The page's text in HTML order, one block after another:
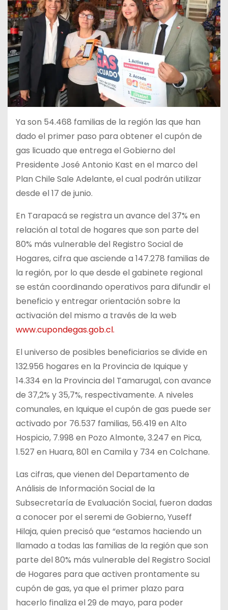
Ya son 54.468 familias de la región las que han
dado el primer paso para obtener el cupón de
gas licuado que entrega el Gobierno del
Presidente José Antonio Kast en el marco del
Plan Chile Sale Adelante, el cual podrán utilizar
desde el 17 de junio.
En Tarapacá se registra un avance del 37% en
relación al total de hogares que son parte del
80% más vulnerable del Registro Social de
Hogares, cifra que asciende a 147.278 familias de
la región, por lo que desde el gabinete regional
se están coordinando operativos para difundir el
beneficio y entregar orientación sobre la
activación del mismo a través de la web
www.cupondegas.gob.cl.
El universo de posibles beneficiarios se divide en
132.956 hogares en la Provincia de Iquique y
14.334 en la Provincia del Tamarugal, con avance
de 37,2% y 35,7%, respectivamente. A niveles
comunales, en Iquique el cupón de gas puede ser
activado por 76.537 familias, 56.419 en Alto
Hospicio, 7.998 en Pozo Almonte, 3.247 en Pica,
1.527 en Huara, 801 en Camila y 734 en Colchane.
Las cifras, que vienen del Departamento de
Análisis de Información Social de la
Subsecretaría de Evaluación Social, fueron dadas
a conocer por el seremi de Gobierno, Yuseff
Hilaja, quien precisó que “estamos haciendo un
llamado a todas las familias de la región que son
parte del 80% más vulnerable del Registro Social
de Hogares para que activen prontamente su
cupón de gas, ya que el primer plazo para
hacerlo finaliza el 29 de mayo, para poder